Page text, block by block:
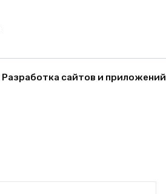
Разработка сайтов и приложений